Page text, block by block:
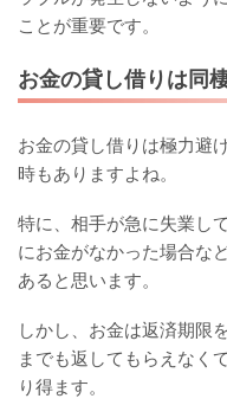
ことが重要です。
お金の貸し借りは同
お金の貸し借りは極力避
時もありますよね。
特に、相手が急に失業し
にお金がなかった場合な
あると思います。
しかし、お金は返済期限
までも返してもらえなくて
り得ます。